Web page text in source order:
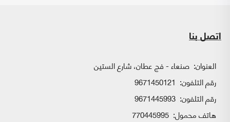
اتصل بنا
العنوان: صنعاء - فج عطان، شارع الستين
رقم التلفون: 9671450121
رقم التلفون: 9671445993
هاتف محمول: 770445995